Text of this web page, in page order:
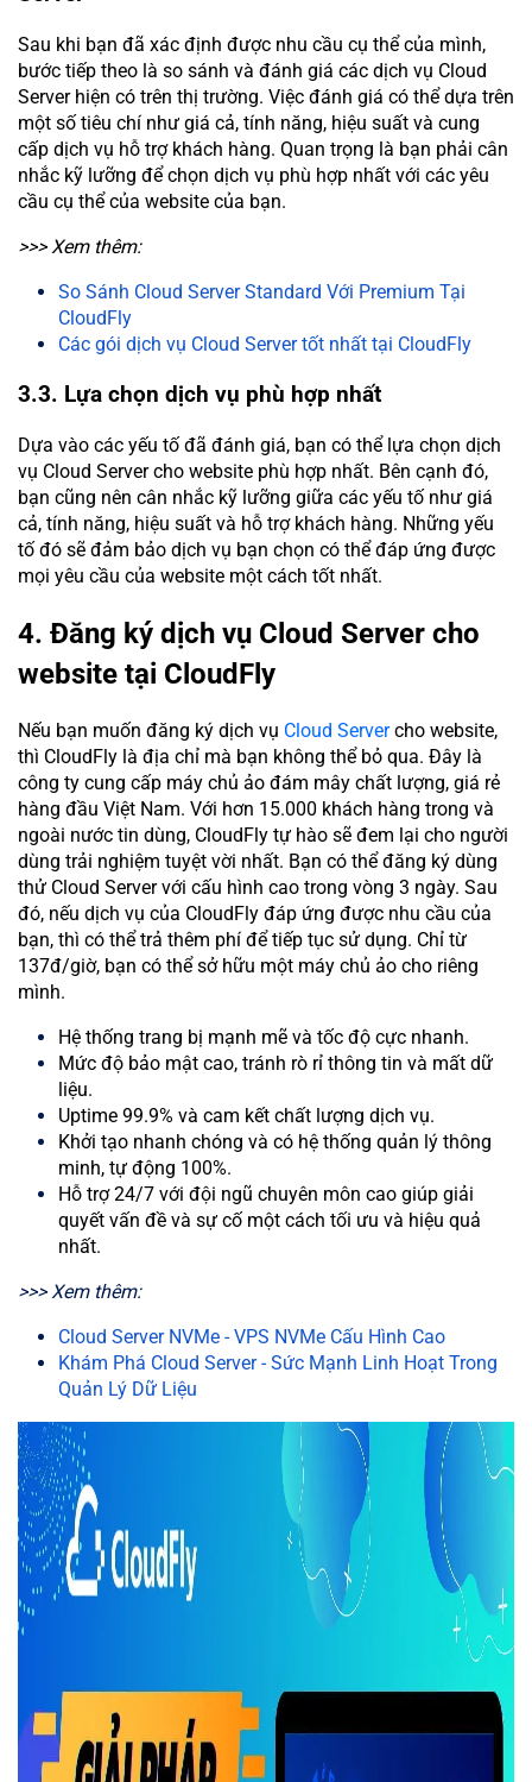
Sau khi bạn đã xác định được nhu cầu cụ thể của mình,
bước tiếp theo là so sánh và đánh giá các dịch vụ Cloud
Server hiện có trên thị trường. Việc đánh giá có thể dựa trên
một số tiêu chí như giá cả, tính năng, hiệu suất và cung
cấp dịch vụ hỗ trợ khách hàng. Quan trọng là bạn phải cân
nhắc kỹ lưỡng để chọn dịch vụ phù hợp nhất với các yêu
cầu cụ thể của website của bạn.
>>> Xem thêm:
So Sánh Cloud Server Standard Với Premium Tại
CloudFly
Các gói dịch vụ Cloud Server tốt nhất tại CloudFly
3.3. Lựa chọn dịch vụ phù hợp nhất
Dựa vào các yếu tố đã đánh giá, bạn có thể lựa chọn dịch
vụ Cloud Server cho website phù hợp nhất. Bên cạnh đó,
bạn cũng nên cân nhắc kỹ lưỡng giữa các yếu tố như giá
cả, tính năng, hiệu suất và hỗ trợ khách hàng. Những yếu
tố đó sẽ đảm bảo dịch vụ bạn chọn có thể đáp ứng được
mọi yêu cầu của website một cách tốt nhất.
4. Đăng ký dịch vụ Cloud Server cho
website tại CloudFly
Nếu bạn muốn đăng ký dịch vụ Cloud Servercho website,
thì CloudFly là địa chỉ mà bạn không thể bỏ qua. Đây là
công ty cung cấp máy chủ ảo đám mây chất lượng, giá rẻ
hàng đầu Việt Nam. Với hơn 15.000 khách hàng trong và
ngoài nước tin dùng, CloudFly tự hào sẽ đem lại cho người
dùng trải nghiệm tuyệt vời nhất. Bạn có thể đăng ký dùng
thử Cloud Server với cấu hình cao trong vòng 3 ngày. Sau
đó, nếu dịch vụ của CloudFly đáp ứng được nhu cầu của
bạn, thì có thể trả thêm phí để tiếp tục sử dụng. Chỉ từ
137đ/giờ, bạn có thể sở hữu một máy chủ ảo cho riêng
mình.
Hệ thống trang bị mạnh mẽ và tốc độ cực nhanh.
Mức độ bảo mật cao, tránh rò rỉ thông tin và mất dữ
liệu.
Uptime 99.9% và cam kết chất lượng dịch vụ.
Khởi tạo nhanh chóng và có hệ thống quản lý thông
minh, tự động 100%.
Hỗ trợ 24/7 với đội ngũ chuyên môn cao giúp giải
quyết vấn đề và sự cố một cách tối ưu và hiệu quả
nhất.
>>> Xem thêm:
Cloud Server NVMe - VPS NVMe Cấu Hình Cao
Khám Phá Cloud Server - Sức Mạnh Linh Hoạt Trong
Quản Lý Dữ Liệu